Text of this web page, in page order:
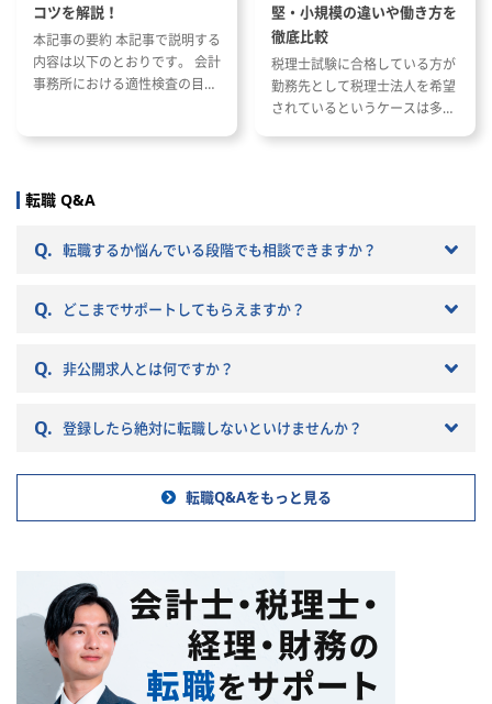
コツを解説！
本記事の要約 本記事で説明する
内容は以下のとおりです。 会計
事務所における適性検査の目的
堅・小規模の違いや働き方を
徹底比較
税理士試験に合格している方が
勤務先として税理士法人を希望
されているというケースは多い
ャリアプランに応じて自分に合
った税理士法人を選ぶことが非
税理士法人を選ぶとこんな筈で
税理士法人の特徴や税理士法人
さい。
転職 Q&A
Q. 転職するか悩んでいる段階でも相談できますか？
Q. どこまでサポートしてもらえますか？
Q. 非公開求人とは何ですか？
Q. 登録したら絶対に転職しないといけませんか？
転職Q&Aをもっと見る